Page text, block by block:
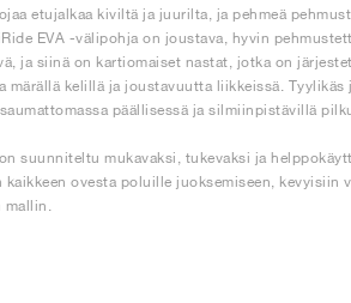
etujalkaa kiviltä ja juurilta, ja pehmeä
EVA -välipohja on joustava, hyvin
ja siinä on kartiomaiset nastat, jotka on
märällä kelillä ja joustavuutta liikkeissä.
päällisessä ja silmiinpistävillä
suunniteltu mukavaksi, tukevaksi ja
ovesta poluille juoksemiseen, kevyisiin